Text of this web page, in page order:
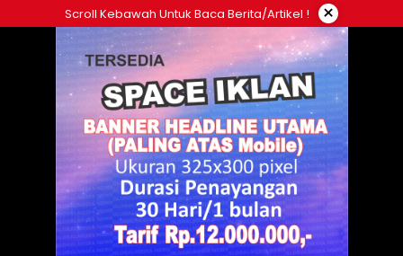
ke
Scroll Kebawah Untuk Baca Berita/artikel ! ×